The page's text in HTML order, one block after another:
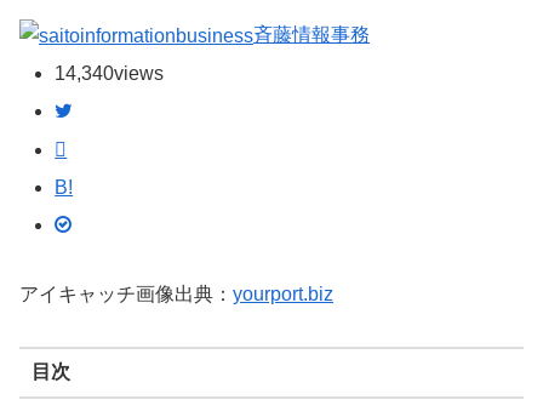
斉藤情報事務
14,340views
B!
アイキャッチ画像出典： yourport.biz
目次